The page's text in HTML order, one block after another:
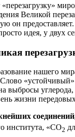
Великой
он
идея, у
нашего
Слово «устойчивый»
жизни
института, «CO2